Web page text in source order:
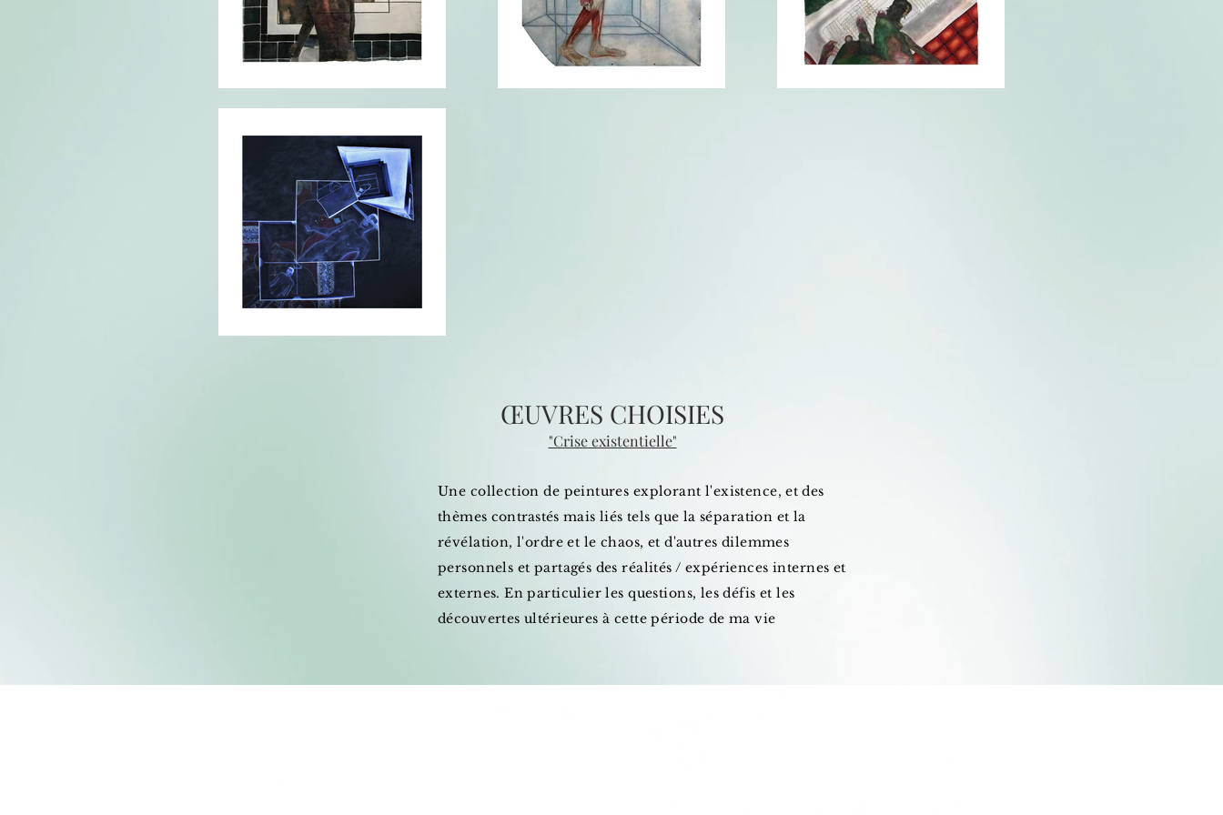
ŒUVRES CHOISIES
"Crise existentielle"
Une collection de peintures explorant l'existence, et des
thèmes contrastés mais liés tels que la séparation et la
révélation, l'ordre et le chaos, et d'autres dilemmes
personnels et partagés des réalités / expériences internes et
externes. En particulier les questions, les défis et les
découvertes ultérieures à cette période de ma vie